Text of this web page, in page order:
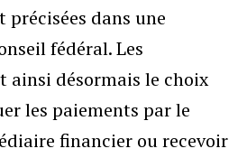
dans une
fédéral. Les
ainsi désormais le choix
les paiements par le
financier ou recevoir